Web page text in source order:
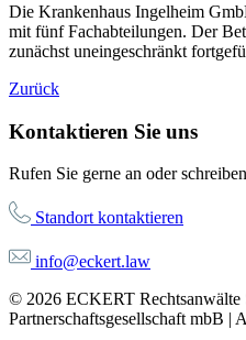
Die Krankenhaus Ingelheim
mit fünf Fachabteilungen. Der
zunächst uneingeschränkt
Zurück
Kontaktieren Sie uns
Rufen Sie gerne an oder
Standort kontaktieren
info@eckert.law
© 2026 ECKERT Rechtsanwälte
Partnerschaftsgesellschaft mbB |